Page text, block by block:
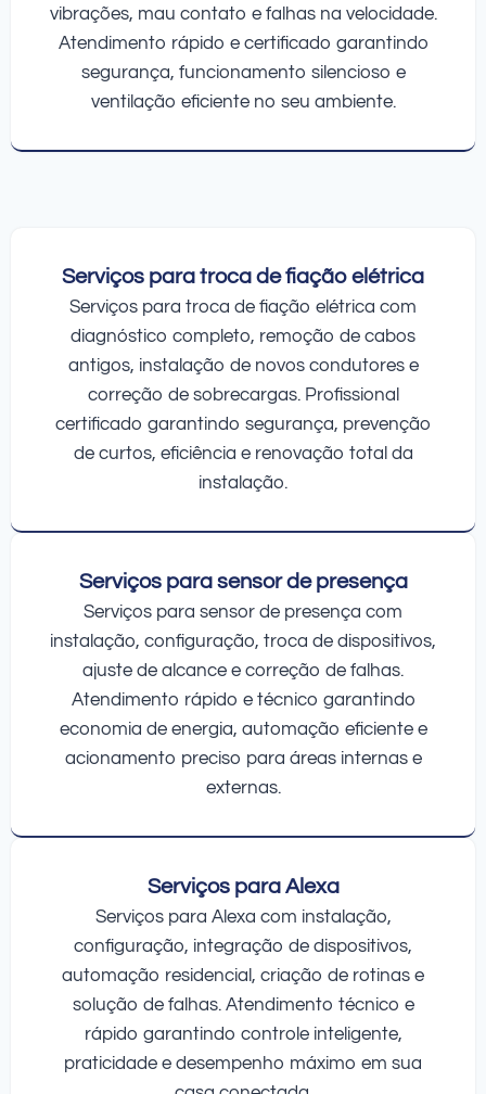
vibrações, mau contato e falhas na velocidade.
Atendimento rápido e certificado garantindo
segurança, funcionamento silencioso e
ventilação eficiente no seu ambiente.
Serviços para troca de fiação elétrica
Serviços para troca de fiação elétrica com
diagnóstico completo, remoção de cabos
antigos, instalação de novos condutores e
correção de sobrecargas. Profissional
certificado garantindo segurança, prevenção
de curtos, eficiência e renovação total da
instalação.
Serviços para sensor de presença
Serviços para sensor de presença com
instalação, configuração, troca de dispositivos,
ajuste de alcance e correção de falhas.
Atendimento rápido e técnico garantindo
economia de energia, automação eficiente e
acionamento preciso para áreas internas e
externas.
Serviços para Alexa
Serviços para Alexa com instalação,
configuração, integração de dispositivos,
automação residencial, criação de rotinas e
solução de falhas. Atendimento técnico e
rápido garantindo controle inteligente,
praticidade e desempenho máximo em sua